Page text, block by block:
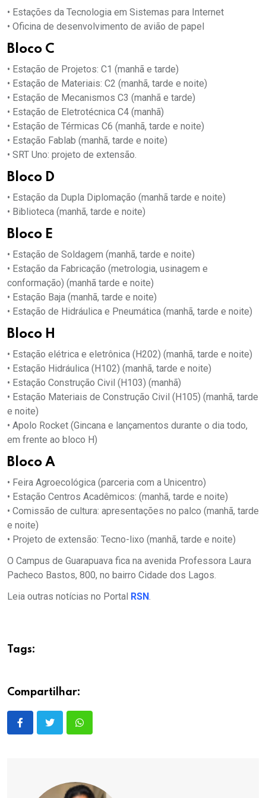
• Estações da Tecnologia em Sistemas para Internet
• Oficina de desenvolvimento de avião de papel
Bloco C
• Estação de Projetos: C1 (manhã e tarde)
• Estação de Materiais: C2 (manhã, tarde e noite)
• Estação de Mecanismos C3 (manhã e tarde)
• Estação de Eletrotécnica C4 (manhã)
• Estação de Térmicas C6 (manhã, tarde e noite)
• Estação Fablab (manhã, tarde e noite)
• SRT Uno: projeto de extensão.
Bloco D
• Estação da Dupla Diplomação (manhã tarde e noite)
• Biblioteca (manhã, tarde e noite)
Bloco E
• Estação de Soldagem (manhã, tarde e noite)
• Estação da Fabricação (metrologia, usinagem e
conformação) (manhã tarde e noite)
• Estação Baja (manhã, tarde e noite)
• Estação de Hidráulica e Pneumática (manhã, tarde e noite)
Bloco H
• Estação elétrica e eletrônica (H202) (manhã, tarde e noite)
• Estação Hidráulica (H102) (manhã, tarde e noite)
• Estação Construção Civil (H103) (manhã)
• Estação Materiais de Construção Civil (H105) (manhã, tarde
e noite)
• Apolo Rocket (Gincana e lançamentos durante o dia todo,
em frente ao bloco H)
Bloco A
• Feira Agroecológica (parceria com a Unicentro)
• Estação Centros Acadêmicos: (manhã, tarde e noite)
• Comissão de cultura: apresentações no palco (manhã, tarde
e noite)
• Projeto de extensão: Tecno-lixo (manhã, tarde e noite)
O Campus de Guarapuava fica na avenida Professora Laura
Pacheco Bastos, 800, no bairro Cidade dos Lagos.
Leia outras notícias no Portal RSN.
Tags:
Compartilhar: